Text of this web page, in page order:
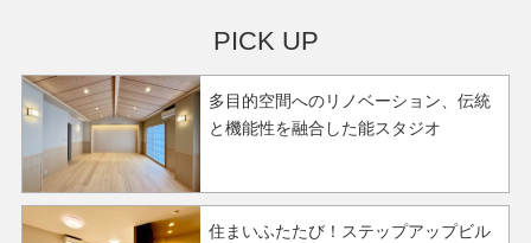
PICK UP
多目的空間へのリノベーション、伝統
と機能性を融合した能スタジオ
住まいふたたび！ステップアップビル